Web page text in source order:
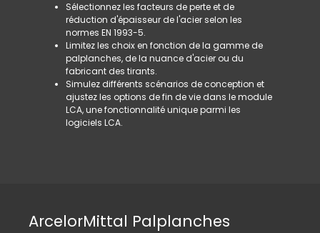
Sélectionnez les facteurs de perte et de
réduction d'épaisseur de l'acier selon les
normes EN 1993-5.
Limitez les choix en fonction de la gamme de
palplanches, de la nuance d'acier ou du
fabricant des tirants.
Simulez différents scénarios de conception et
ajustez les options de fin de vie dans le module
LCA, une fonctionnalité unique parmi les
logiciels LCA.
ArcelorMittal Palplanches